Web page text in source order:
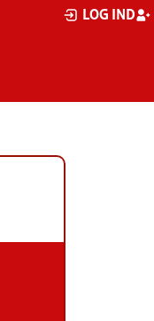
LOG IND